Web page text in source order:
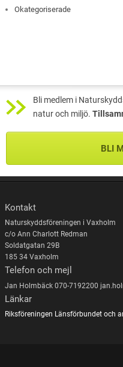
Okategoriserade
Bli medlem i
natur och miljö.
BLI
Kontakt
Naturskyddsföreningen i Vaxholm
c/o Ann Charlott Redman
Soldatgatan 29B
185 34 Vaxholm
Telefon och mejl
Jan Holmbäck 070-7192200
Länkar
Riksföreningen Länsförbundet och